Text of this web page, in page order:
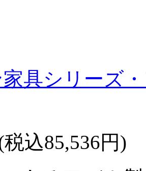
具シリーズ
込85,536円)